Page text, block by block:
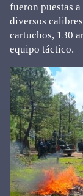
fueron puestas
diversos
cartuchos, 130
equipo táctico.